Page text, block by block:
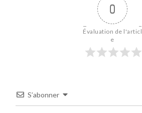
0
Évaluation de l'articl
e
S’abonner